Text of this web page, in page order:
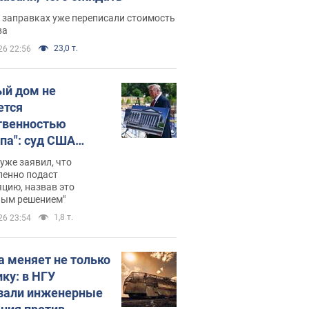
уже переписали стоимость
22:56 23,0 т.
дом не
суд США
зала
400 млн
заявил, что
подаст
назвав это
решением"
23:54 1,8 т.
меняет не только
в НГУ
инженерные